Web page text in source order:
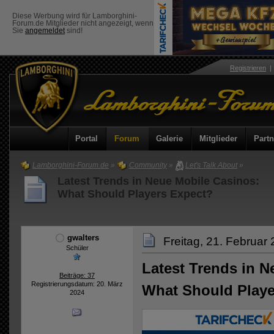
Diese Werbung wird für Lamborghini-
Forum.de Mitglieder nicht angezeigt, wenn
Sie angemeldet sind!
Registrieren
Portal Forum Galerie Mitglieder
Lamborghini-Forum.de » Community » Let's Talk About »
Latest Trends in Neue Mobile Casinos:
What Should Players Expect?
gwalters
Schüler
Beiträge: 37
Registrierungsdatum: 20. März
2024
Freitag, 21. Februar
Latest Trends in
What Should